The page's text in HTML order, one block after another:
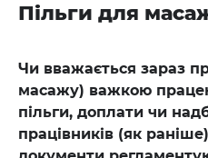
Пільги для
Чи вважається зараз
масажу) важкою
пільги, доплати чи
працівників (як